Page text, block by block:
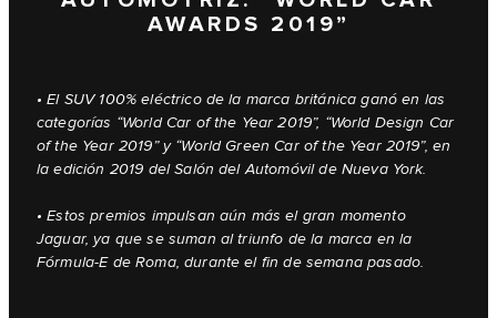
AWARDS 2019”
• El SUV 100% eléctrico de la marca británica ganó en las
categorías “World Car of the Year 2019”, “World Design Car
of the Year 2019” y “World Green Car of the Year 2019”, en
la edición 2019 del Salón del Automóvil de Nueva York.
• Estos premios impulsan aún más el gran momento
Jaguar, ya que se suman al triunfo de la marca en la
Fórmula-E de Roma, durante el fin de semana pasado.